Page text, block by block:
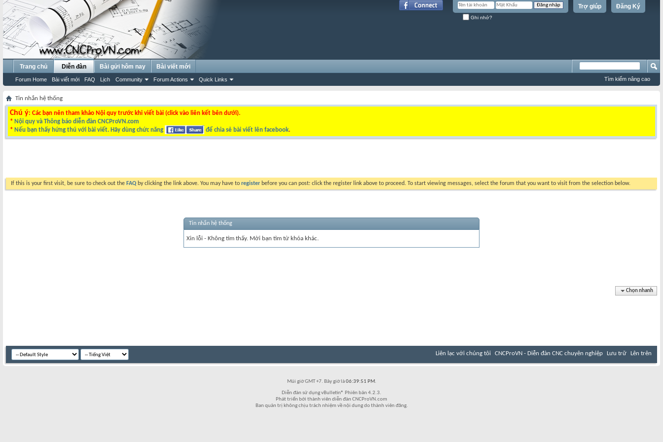
Đăng Ký
Trợ giúp
Ghi nhớ?
Trang chủ Diễn đàn
Forum Home Bài viết mới FAQ Lịch Community Forum Actions Quick Links
Bài gửi hôm nay Bài viết mới
Tìm kiếm nâng cao
Tin nhắn hệ thống
Chú ý: Các bạn nên tham khảo Nội quy trước khi viết bài (click vào liên kết bên dưới).
* Nội quy và Thông báo diễn đàn CNCProVN.com
* Nếu bạn thấy hứng thú với bài viết. Hãy dùng chức năng để chia sẻ bài viết lên facebook.
If this is your first visit, be sure to check out the FAQ by clicking the link above. You may have to register before you can post: click the register link above to proceed. To start viewing messages, select the forum that you want to visit from the selection below.
Tin nhắn hệ thống
Xin lỗi - Không tìm thấy. Mời bạn tìm từ khóa khác.
Chọn nhanh
Liên lạc với chúng tôi CNCProVN - Diễn đàn CNC chuyên nghiệp Lưu trữ Lên trên
Múi giờ GMT +7. Bây giờ là06:39:51 PM.
Diễn đàn sử dụng vBulletin® Phiên bản 4.2.3.
Phát triển bởi thành viên diễn đàn CNCProVN.com
Ban quản trị không chịu trách nhiệm về nội dung do thành viên đăng.